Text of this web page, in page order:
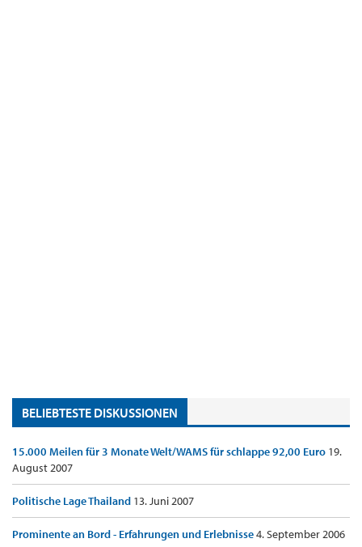
BELIEBTESTE DISKUSSIONEN
15.000 Meilen für 3 Monate Welt/WAMS für schlappe 92,00 Euro 19.
August 2007
Politische Lage Thailand 13. Juni 2007
Prominente an Bord - Erfahrungen und Erlebnisse4. September 2006